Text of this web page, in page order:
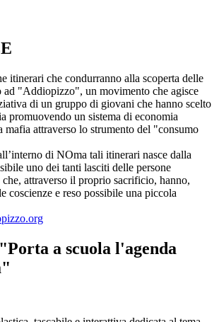
itinerari che condurranno alla scoperta delle
ad "Addiopizzo", un movimento che agisce
di un gruppo di giovani che hanno scelto
promuovendo un sistema di economia
mafia attraverso lo strumento del "consumo
di NOma tali itinerari nasce dalla
uno dei tanti lasciti delle persone
attraverso il proprio sacrificio, hanno,
coscienze e reso possibile una piccola
a scuola l'agenda